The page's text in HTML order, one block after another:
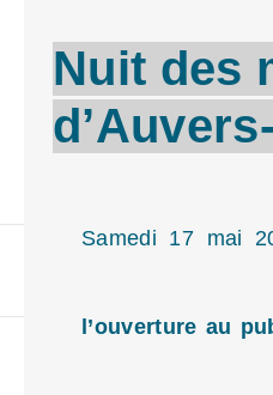
Nuit des
Samedi 17 mai
l’ouverture au